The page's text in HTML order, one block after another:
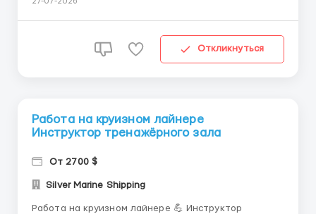
приборов, посуды и кухонных предметов в
серебра до блеска, поддержание высокого
стандарта чистоты. Соблюдение строгих норм г...
Откликнуться
Работа на круизном лайнере
Инструктор тренажёрного зала
От 2700 $
Silver Marine Shipping
Работа на круизном лайнере 💪 Инструктор